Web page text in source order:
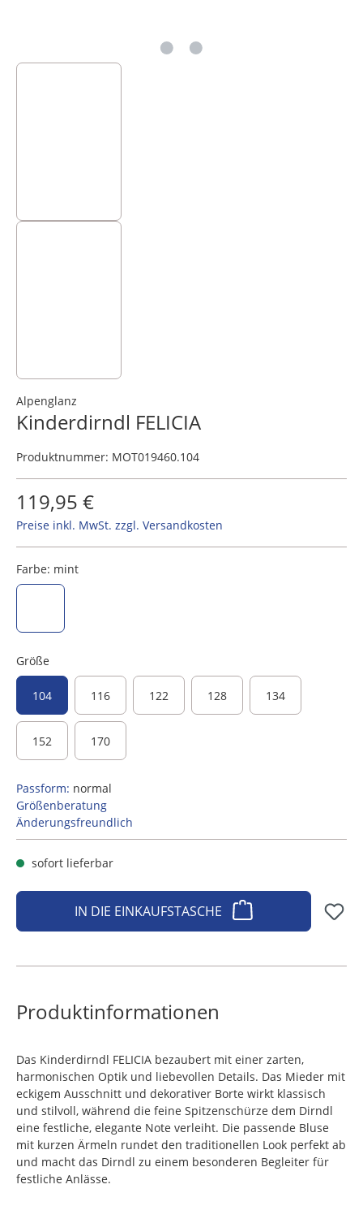
Alpenglanz
Kinderdirndl FELICIA
Produktnummer: MOT019460.104
119,95 €
Preise inkl. MwSt. zzgl. Versandkosten
Farbe: mint
Größe
104 116 122 128 134
152 170
Passform: normal
Größenberatung
Änderungsfreundlich
sofort lieferbar
IN DIE EINKAUFSTASCHE
Produktinformationen
Das Kinderdirndl FELICIA bezaubert mit einer zarten,
harmonischen Optik und liebevollen Details. Das Mieder mit
eckigem Ausschnitt und dekorativer Borte wirkt klassisch
und stilvoll, während die feine Spitzenschürze dem Dirndl
eine festliche, elegante Note verleiht. Die passende Bluse
mit kurzen Ärmeln rundet den traditionellen Look perfekt ab
und macht das Dirndl zu einem besonderen Begleiter für
festliche Anlässe.